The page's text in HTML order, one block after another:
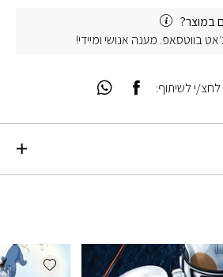
במוצר?
בווטסאפ. מענה אנושי ומיידי!
י לשיתוף:
wishlist